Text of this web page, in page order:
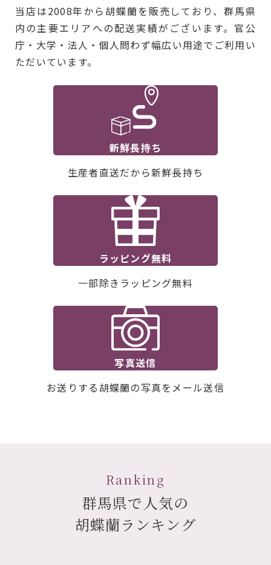
当店は2008年から胡蝶蘭を販売しており、群馬県
内の主要エリアへの配送実績がございます。官公
庁・大学・法人・個人問わず幅広い用途でご利用い
ただいています。
新鮮長持ち
生産者直送だから新鮮長持ち
ラッピング無料
一部除きラッピング無料
写真送信
お送りする胡蝶蘭の写真をメール送信
Ranking
群馬県で人気の
胡蝶蘭ランキング